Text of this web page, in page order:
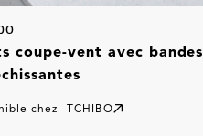
coupe-vent avec bandes
chez TCHIBO